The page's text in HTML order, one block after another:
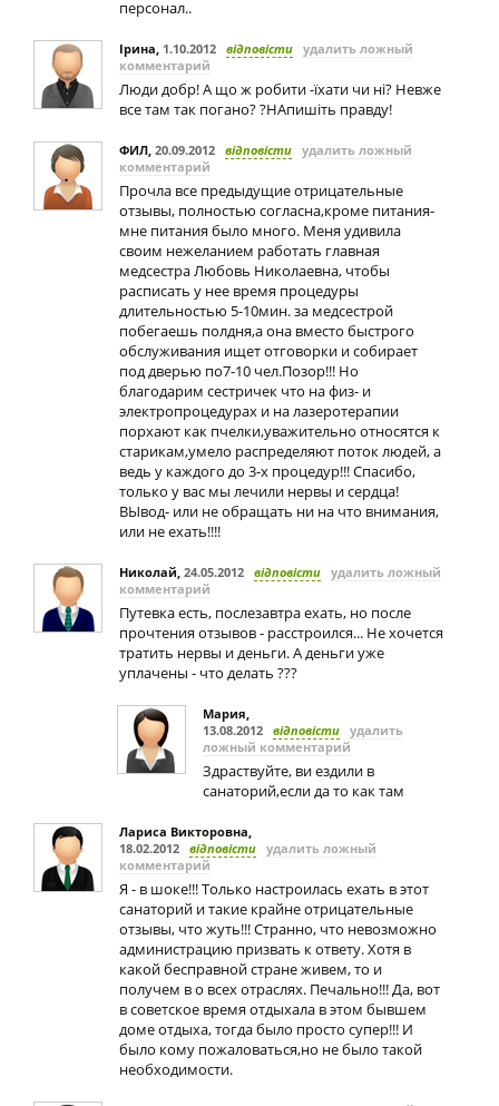
персонал..
Ірина, 1.10.2012 відповісти удалить ложный
комментарий
Люди добр! А що ж робити -їхати чи ні? Невже
все там так погано? ?НАпишіть правду!
ФИЛ, 20.09.2012 відповісти удалить ложный
комментарий
Прочла все предыдущие отрицательные
отзывы, полностью согласна,кроме питания-
мне питания было много. Меня удивила
своим нежеланием работать главная
медсестра Любовь Николаевна, чтобы
расписать у нее время процедуры
длительностью 5-10мин. за медсестрой
побегаешь полдня,а она вместо быстрого
обслуживания ищет отговорки и собирает
под дверью по7-10 чел.Позор!!! Но
благодарим сестричек что на физ- и
электропроцедурах и на лазеротерапии
порхают как пчелки,уважительно относятся к
старикам,умело распределяют поток людей, а
ведь у каждого до 3-х процедур!!! Спасибо,
только у вас мы лечили нервы и сердца!
ВЫвод- или не обращать ни на что внимания,
или не ехать!!!!
Николай, 24.05.2012 відповісти удалить ложный
комментарий
Путевка есть, послезавтра ехать, но после
прочтения отзывов - расстроился... Не хочется
тратить нервы и деньги. А деньги уже
уплачены - что делать ???
Мария,
13.08.2012 відповісти удалить
ложный комментарий
Здраствуйте, ви ездили в
санаторий,если да то как там
Лариса Викторовна,
18.02.2012 відповісти удалить ложный
комментарий
Я - в шоке!!! Только настроилась ехать в этот
санаторий и такие крайне отрицательные
отзывы, что жуть!!! Странно, что невозможно
администрацию призвать к ответу. Хотя в
какой бесправной стране живем, то и
получем в о всех отраслях. Печально!!! Да, вот
в советское время отдыхала в этом бывшем
доме отдыха, тогда было просто супер!!! И
было кому пожаловаться,но не было такой
необходимости.